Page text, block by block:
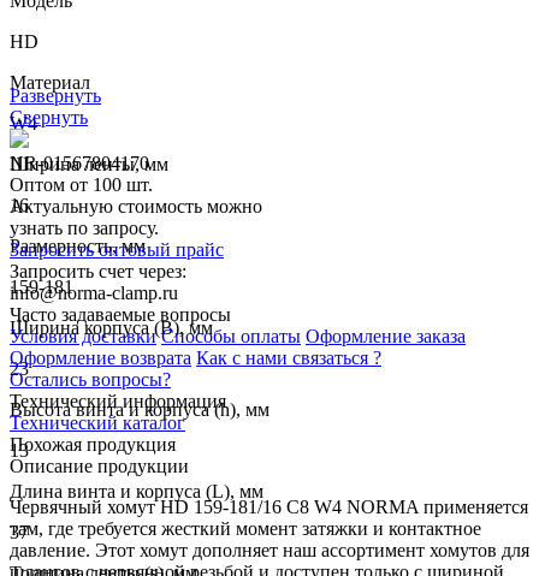
HD
Материал
W4
Ширина ленты, мм
16
Размерность, мм
159-181
Ширина корпуса (B), мм
23
Высота винта и корпуса (h), мм
13
Длина винта и корпуса (L), мм
37
Развернуть
Свернуть
NR-01567804170
Оптом от 100 шт.
Актуальную стоимость можно
узнать по запросу.
Запросить оптовый прайс
Запросить счет через:
info@norma-clamp.ru
Часто задаваемые вопросы
Условия доставки Способы оплаты Оформление заказа
Оформление возврата Как с нами связаться ?
Остались вопросы?
Технический информация
Технический каталог
Похожая продукция
Описание продукции
Червячный хомут HD 159-181/16 C8 W4 NORMA применяется
там, где требуется жесткий момент затяжки и контактное
давление. Этот хомут дополняет наш ассортимент хомутов для
шлангов с червячной резьбой и доступен только с шириной